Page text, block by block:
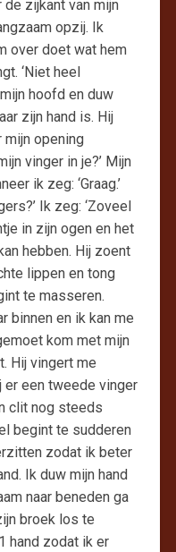
de zijkant van mijn
opzij. Ik
over doet wat hem
‘Niet heel
hoofd en duw
zijn hand is. Hij
mijn opening
vinger in je?’ Mijn
ik zeg: ‘Graag.’
Ik zeg: ‘Zoveel
in zijn ogen en het
hebben. Hij zoent
lippen en tong
te masseren.
binnen en ik kan me
kom met mijn
Hij vingert me
er een tweede vinger
clit nog steeds
begint te sudderen
zodat ik beter
Ik duw mijn hand
naar beneden ga
broek los te
hand zodat ik er